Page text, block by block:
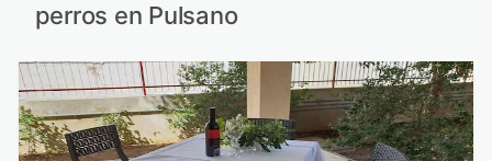
perros en Pulsano